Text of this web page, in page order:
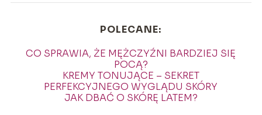
POLECANE:
CO SPRAWIA, ŻE MĘŻCZYŹNI BARDZIEJ SIĘ
POCĄ?
KREMY TONUJĄCE – SEKRET
PERFEKCYJNEGO WYGLĄDU SKÓRY
JAK DBAĆ O SKÓRĘ LATEM?